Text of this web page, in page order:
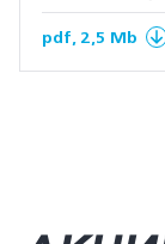
pdf, 2,5 Mb